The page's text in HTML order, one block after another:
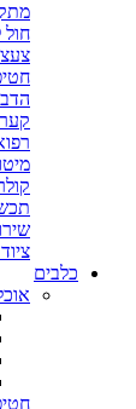
חול
כלבים